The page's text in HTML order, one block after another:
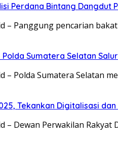
Perdana Bintang Dangdut
– Panggung pencarian
Sumatera Selatan
– Polda Sumatera Selatan
Tekankan Digitalisasi
– Dewan Perwakilan